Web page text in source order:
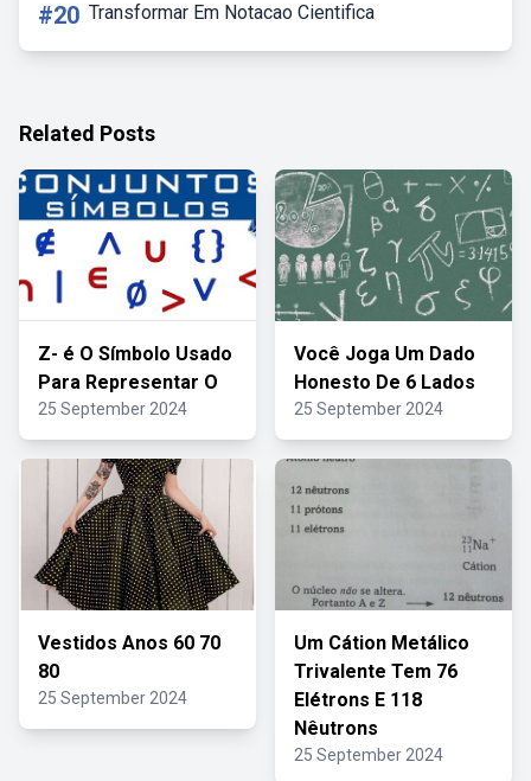
#20 Transformar Em Notacao Cientifica
Related Posts
Z- é O Símbolo Usado
Para Representar O
25 September 2024
Você Joga Um Dado
Honesto De 6 Lados
25 September 2024
Vestidos Anos 60 70
80
25 September 2024
Um Cátion Metálico
Trivalente Tem 76
Elétrons E 118
Nêutrons
25 September 2024